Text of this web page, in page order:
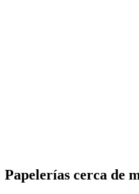
Papelerías cerca de